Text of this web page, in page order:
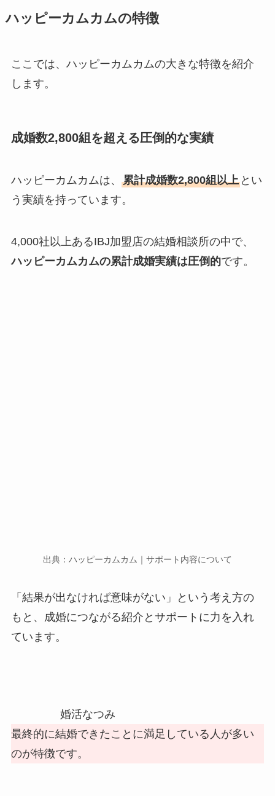
ハッピーカムカムの特徴
ここでは、ハッピーカムカムの大きな特徴を紹介
します。
成婚数2,800組を超える圧倒的な実績
ハッピーカムカムは、 累計成婚数2,800組以上とい
う実績を持っています。
4,000社以上あるIBJ加盟店の結婚相談所の中で、
ハッピーカムカムの累計成婚実績は圧倒的です。
出典：ハッピーカムカム｜サポート内容について
「結果が出なければ意味がない」という考え方の
もと、成婚につながる紹介とサポートに力を入れ
ています。
婚活なつみ
最終的に結婚できたことに満足している人が多い
のが特徴です。